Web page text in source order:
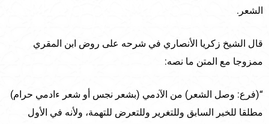
الشعر.
قال الشيخ زكريا الأنصاري في شرحه على روض ابن المقري
ممزوجا مع المتن ما نصه:
“(فرع: وصل الشعر) من الآدمي (بشعر نجس أو شعر ءادمي حرام)
مطلقا للخبر السابق وللتغرير وللتعرض للتهمة، ولأنه في الأول